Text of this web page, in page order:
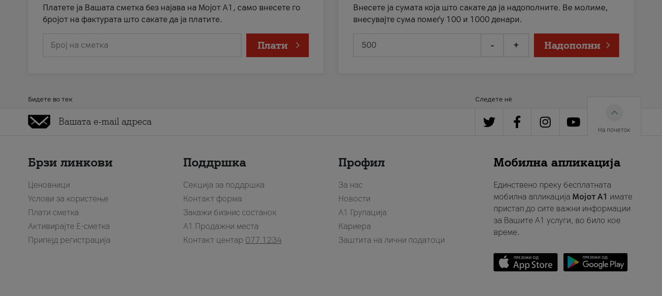
Платете ја Вашата сметка без најава на Мојот А1, само внесете го
бројот на фактурата што сакате да ја платите.
Број на сметка Плати
Внесете ја сумата која што сакате да ја надополните. Ве молиме,
внесувајте сума помеѓу 100 и 1000 денари.
- + Надополни
Бидете во тек Следете нè
На почеток
Брзи линкови
Ценовници
Услови за користење
Плати сметка
Активирајте Е-сметка
Припејд регистрација
Поддршка
Секција за поддршка
Контакт форма
Закажи бизнис состанок
A1 Продажни места
Контакт центар 077 1234
Профил
За нас
Новости
А1 Групација
Кариера
Заштита на лични податоци
Мобилна апликација
Единствено преку бесплатната
мобилна апликација Мојот A1 имате
пристап до сите важни информации
за Вашите A1 услуги, во било кое
време.